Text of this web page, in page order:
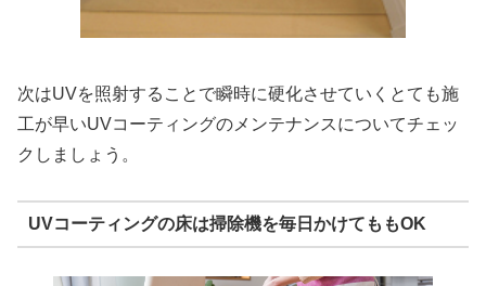
次はUVを照射することで瞬時に硬化させていくとても施
工が早いUVコーティングのメンテナンスについてチェッ
クしましょう。
UVコーティングの床は掃除機を毎日かけてももOK